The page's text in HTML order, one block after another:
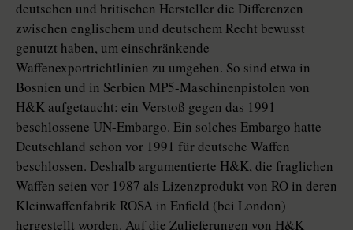
deutschen und britischen Hersteller die Differenzen
zwischen englischem und deutschem Recht bewusst
genutzt haben, um einschränkende
Waffenexportrichtlinien zu umgehen. So sind etwa in
Bosnien und in Serbien MP5-Maschinenpistolen von
H&K aufgetaucht: ein Verstoß gegen das 1991
beschlossene UN-Embargo. Ein solches Embargo hatte
Deutschland schon vor 1991 für deutsche Waffen
beschlossen. Deshalb argumentierte H&K, die fraglichen
Waffen seien vor 1987 als Lizenzprodukt von RO in deren
Kleinwaffenfabrik ROSA in Enfield (bei London)
hergestellt worden. Auf die Zulieferungen von H&K